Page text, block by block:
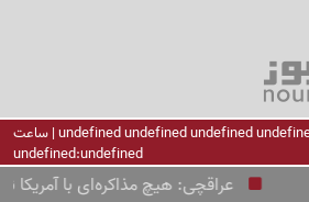
undefined undefined undefined undefined | ساعت
undefined:undefined
عراقچی: هیچ مذاکره‌ای با آمریکا